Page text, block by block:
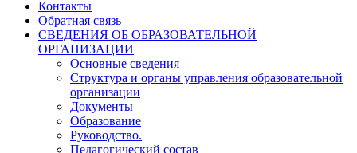
Контакты
Обратная связь
СВЕДЕНИЯ ОБ ОБРАЗОВАТЕЛЬНОЙ
ОРГАНИЗАЦИИ
Основные сведения
Структура и органы управления образовательной
организации
Документы
Образование
Руководство.
Педагогический состав